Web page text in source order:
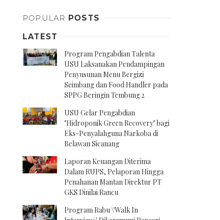
POPULAR POSTS
LATEST
Program Pengabdian Talenta
USU Laksanakan Pendampingan
Penyusunan Menu Bergizi
Seimbang dan Food Handler pada
SPPG Beringin Tembung 2
USU Gelar Pengabdian
"Hidroponik Green Recovery" bagi
Eks-Penyalahguna Narkoba di
Belawan Sicanang
Laporan Keuangan Diterima
Dalam RUPS, Pelaporan Hingga
Penahanan Mantan Direktur PT
GKS Dinilai Rancu
Program Rabu \'Walk In